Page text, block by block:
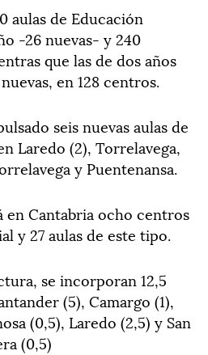
aulas de Educación
-26 nuevas- y 240
que las de dos años
en 128 centros.
seis nuevas aulas de
Laredo (2), Torrelavega,
y Puentenansa.
en Cantabria ocho centros
y 27 aulas de este tipo.
se incorporan 12,5
(5), Camargo (1),
(0,5), Laredo (2,5) y San
(0,5)